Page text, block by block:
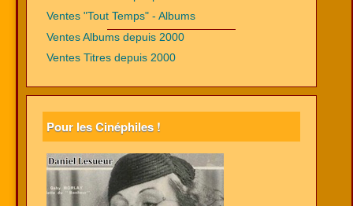
Ventes "Tout Temps" - Albums
Ventes Albums depuis 2000
Ventes Titres depuis 2000
Pour les Cinéphiles !